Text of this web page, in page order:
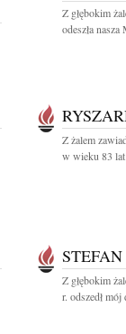
Z głębokim
odeszła
Z żalem
w wieku 83
Z głębokim
r. odszedł